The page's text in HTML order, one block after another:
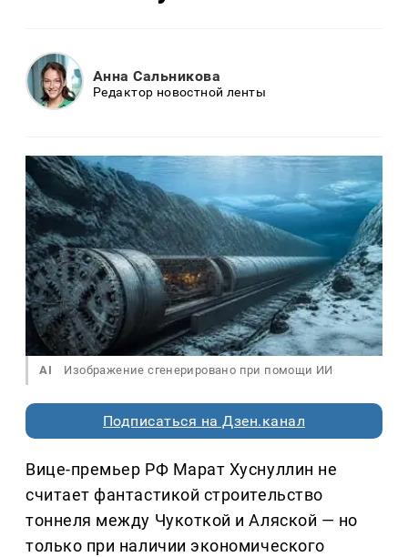
Анна Сальникова
Редактор новостной ленты
AI Изображение сгенерировано при помощи ИИ
Подписаться на Дзен.канал
Вице-премьер РФ Марат Хуснуллин не
считает фантастикой строительство
тоннеля между Чукоткой и Аляской — но
только при наличии экономического